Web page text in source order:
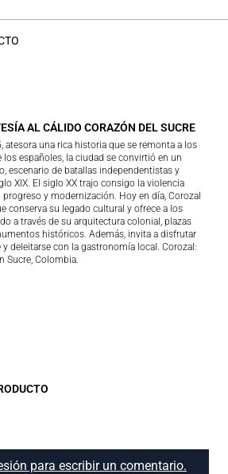
AL CÁLIDO CORAZÓN DEL SUCRE
atesora una rica historia que se remonta a los
los españoles, la ciudad se convirtió en un
escenario de batallas independentistas y
XIX. El siglo XX trajo consigo la violencia
y modernización. Hoy en día, Corozal
conserva su legado cultural y ofrece a los
a través de su arquitectura colonial, plazas
históricos. Además, invita a disfrutar
deleitarse con la gastronomía local. Corozal:
Sucre, Colombia.
para escribir un comentario.